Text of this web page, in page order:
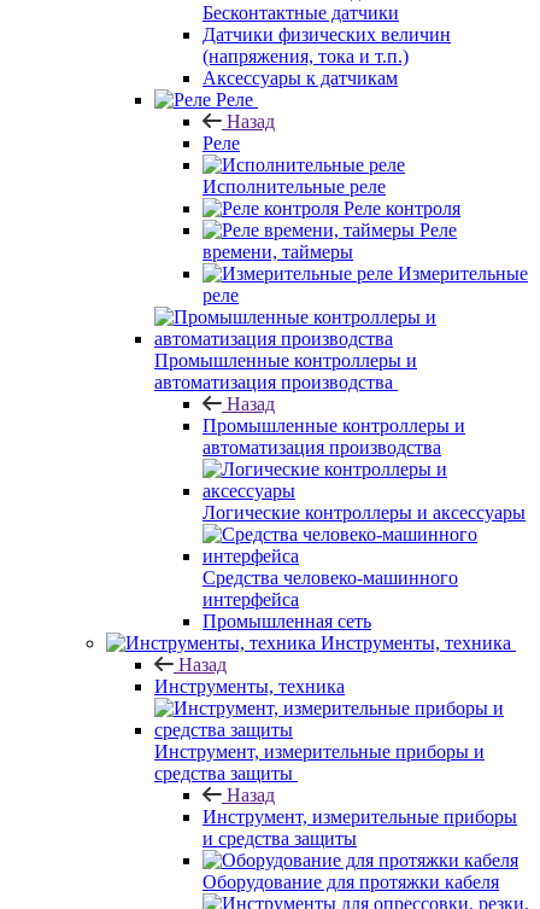
Бесконтактные датчики
Датчики физических величин
(напряжения, тока и т.п.)
Аксессуары к датчикам
Реле
Назад
Реле
Исполнительные реле
Реле контроля
Реле
времени, таймеры
Измерительные
реле
Промышленные контроллеры и
автоматизация производства
Назад
Промышленные контроллеры и
автоматизация производства
Логические контроллеры и аксессуары
Средства человеко-машинного
интерфейса
Промышленная сеть
Инструменты, техника
Назад
Инструменты, техника
Инструмент, измерительные приборы и
средства защиты
Назад
Инструмент, измерительные приборы
и средства защиты
Оборудование для протяжки кабеля